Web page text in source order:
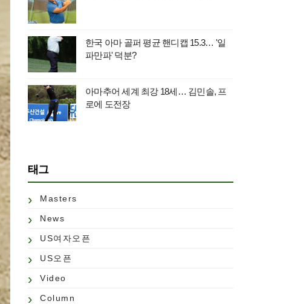
한국 아마 골퍼 평균 핸디캡 15.3… '일
파만파' 덕분?
아마추어 세계 최강 18세… 김민솔, 프
로에 도전장
태그
Masters
News
US여자오픈
US오픈
Video
Column